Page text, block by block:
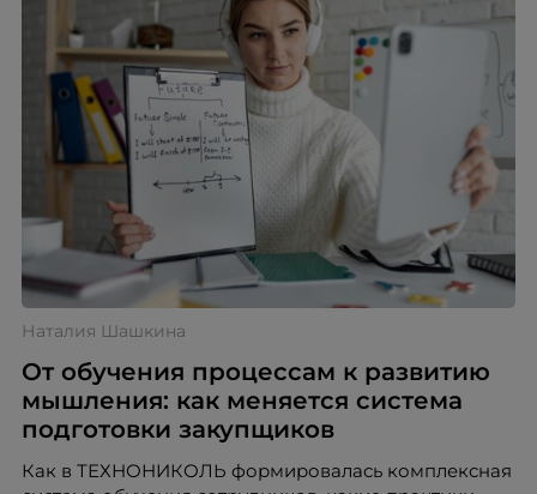
Наталия Шашкина
От обучения процессам к развитию
мышления: как меняется система
подготовки закупщиков
Как в ТЕХНОНИКОЛЬ формировалась комплексная